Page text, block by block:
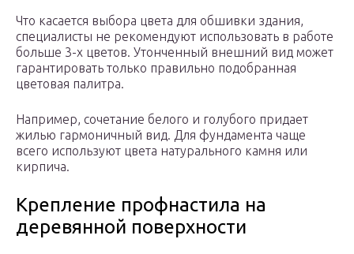
Что касается выбора цвета для обшивки здания,
специалисты не рекомендуют использовать в работе
больше 3-х цветов. Утонченный внешний вид может
гарантировать только правильно подобранная
цветовая палитра.
Например, сочетание белого и голубого придает
жилью гармоничный вид. Для фундамента чаще
всего используют цвета натурального камня или
кирпича.
Крепление профнастила на
деревянной поверхности